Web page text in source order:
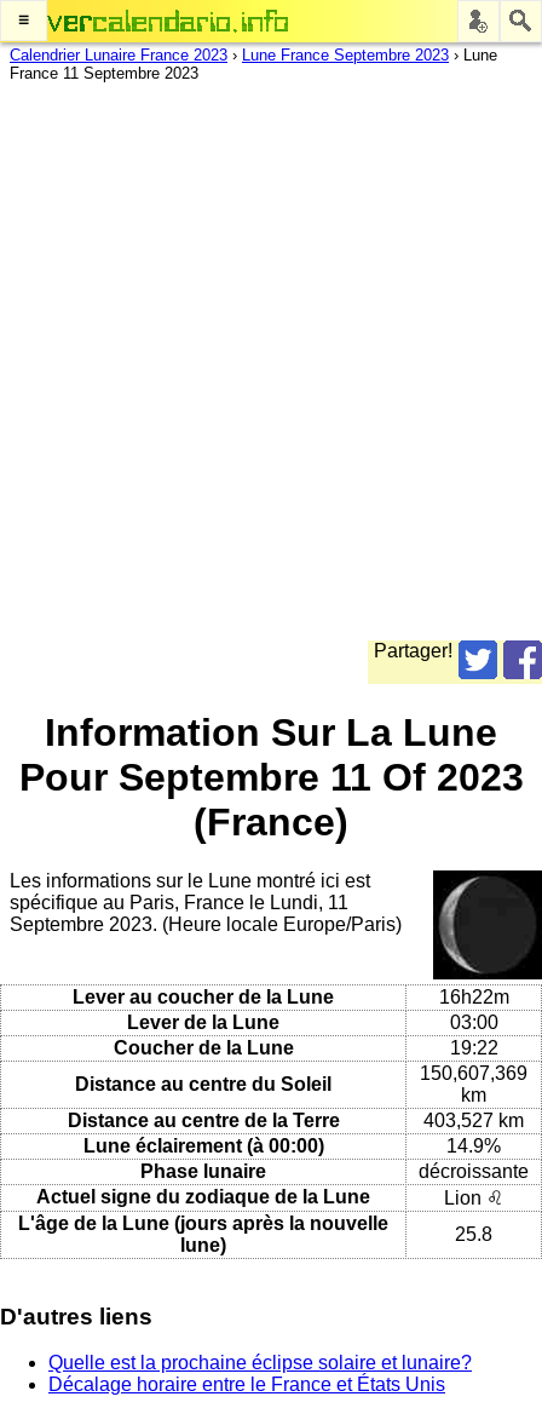
≡
Calendrier Lunaire France 2023 › Lune France Septembre 2023 › Lune
France 11 Septembre 2023
Partager!
Information Sur La Lune
Pour Septembre 11 Of 2023
(France)
Les informations sur le Lune montré ici est
spécifique au Paris, France le Lundi, 11
Septembre 2023. (Heure locale Europe/Paris)
Lever au coucher de la Lune
16h22m
Lever de la Lune
03:00
Coucher de la Lune
19:22
Distance au centre du Soleil
150,607,369
km
Distance au centre de la Terre
403,527 km
Lune éclairement (à 00:00)
14.9%
Phase lunaire
décroissante
Actuel signe du zodiaque de la Lune
Lion ♌
L'âge de la Lune (jours après la nouvelle
lune)
25.8
D'autres liens
Quelle est la prochaine éclipse solaire et lunaire?
Décalage horaire entre le France et États Unis